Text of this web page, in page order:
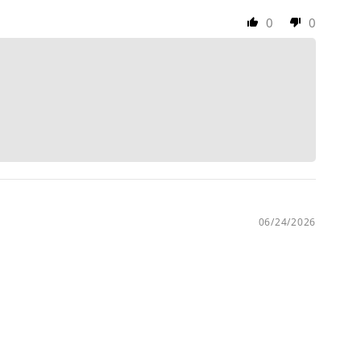
0 0
06/24/2026